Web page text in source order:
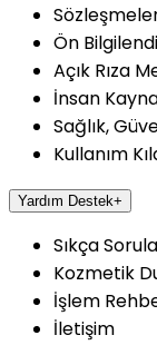
Ön
Açık Rıza
İnsan
Sağlık,
Kullanım
Yardım Destek+
Sıkça
Kozmetik
İşlem
İletişim